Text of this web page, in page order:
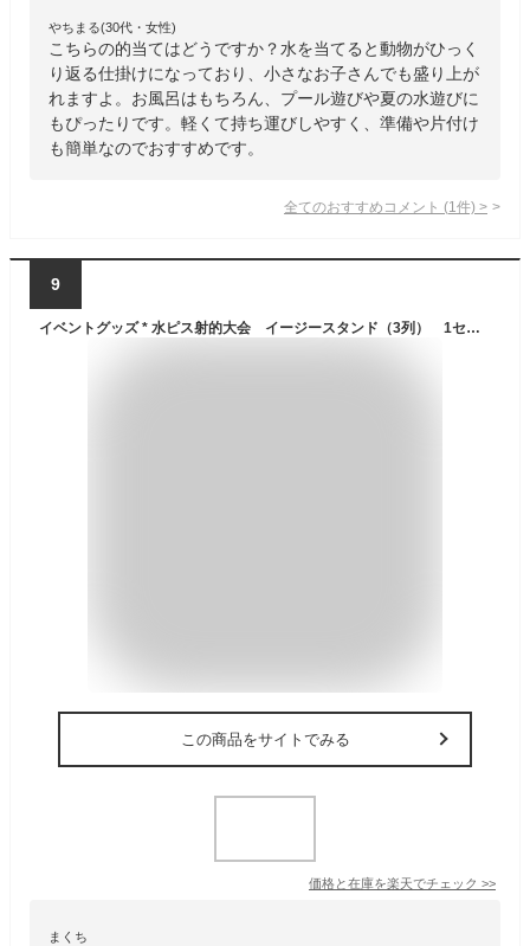
やちまる(30代・女性)
こちらの的当てはどうですか？水を当てると動物がひっく
り返る仕掛けになっており、小さなお子さんでも盛り上が
れますよ。お風呂はもちろん、プール遊びや夏の水遊びに
もぴったりです。軽くて持ち運びしやすく、準備や片付け
も簡単なのでおすすめです。
全てのおすすめコメント (1 件) >
9
イベントグッズ * 水ピス射的大会 イージースタンド（3列） 1セット （7352） * 追加スタンド 的無し 縁日 お祭り 子供向けイベント お子様向けイベント 射的大会 射的セット 夜店 店頭催し 水鉄砲 イベントゲームセット 夏イベント
この商品をサイトでみる
価格と在庫を楽天でチェック >>
まくち